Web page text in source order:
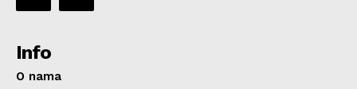
Info
O nama